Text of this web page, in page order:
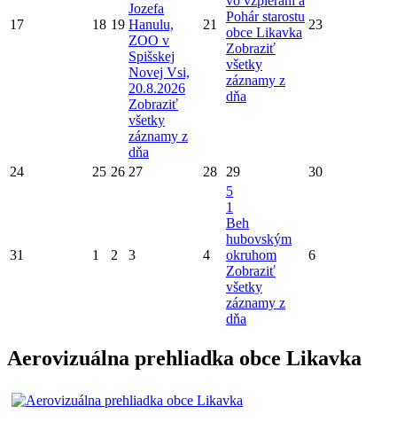
17 18 19
Jozefa
Hanulu,
ZOO v
Spišskej
Novej Vsi,
20.8.2026
Zobraziť
všetky
záznamy z
dňa
21
Pohár starostu
obce Likavka
Zobraziť
všetky
záznamy z
dňa
23
24 25 26 27 28 29 30
31 1 2 3 4
5
1
Beh
hubovským
okruhom
Zobraziť
všetky
záznamy z
dňa
6
Aerovizuálna prehliadka obce Likavka